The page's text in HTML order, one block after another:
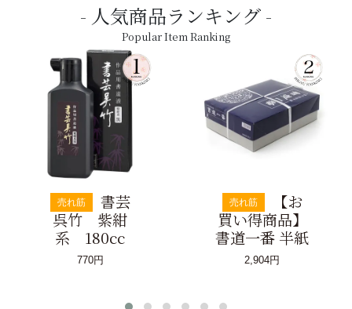
人気商品ランキング
Popular Item Ranking
売れ筋
書芸
呉竹 紫紺
系 180cc
770円
売れ筋
【お
買い得商品】
書道一番 半紙
2,904円